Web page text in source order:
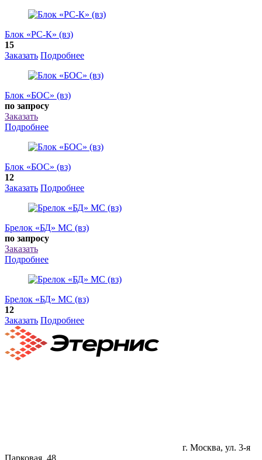
Блок «РС-К» (вз)
15
Заказать Подробнее
Блок «БОС» (вз)
по запросу
Заказать
Подробнее
Блок «БОС» (вз)
12
Заказать Подробнее
Брелок «БД» МС (вз)
по запросу
Заказать
Подробнее
Брелок «БД» МС (вз)
12
Заказать Подробнее
г. Москва, ул. 3-я
Парковая, 48